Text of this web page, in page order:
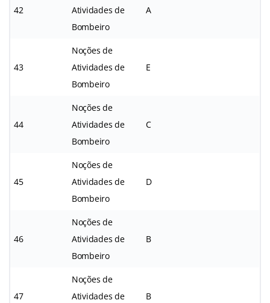
42
Atividades de
Bombeiro
A
43
Noções de
Atividades de
Bombeiro
E
44
Noções de
Atividades de
Bombeiro
C
45
Noções de
Atividades de
Bombeiro
D
46
Noções de
Atividades de
Bombeiro
B
47
Noções de
Atividades de
B